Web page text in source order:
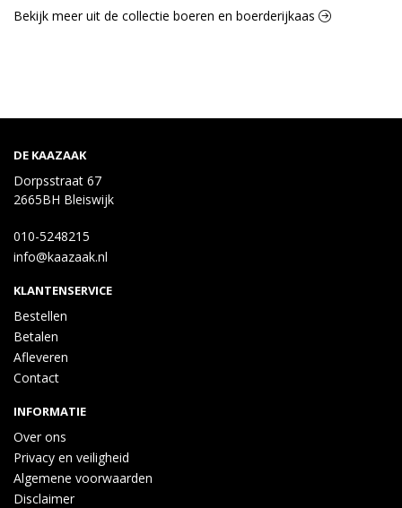
Bekijk meer uit de collectie boeren en boerderijkaas
DE KAAZAAK
Dorpsstraat 67
2665BH Bleiswijk
010-5248215
info@kaazaak.nl
KLANTENSERVICE
Bestellen
Betalen
Afleveren
Contact
INFORMATIE
Over ons
Privacy en veiligheid
Algemene voorwaarden
Disclaimer